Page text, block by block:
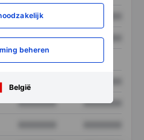
beheren
België
XXXXXXX
XXXXXXX XXXXXXX
XXXXXXX XXXXXXX